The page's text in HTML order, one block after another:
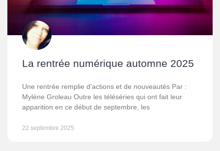
La rentrée numérique automne 2025
Une rentrée remplie d’actions et de nouveautés Par :
Mylène Groleau Outre les téléséries qui ont fait leur
apparition en ce début de septembre, les
22 septembre 2025